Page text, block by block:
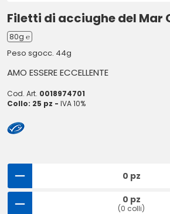
Filetti di acciughe del Mar
80g ℮
Peso sgocc. 44g
AMO ESSERE ECCELLENTE
Cod. Art. 0018974701
Collo: 25 pz - IVA 10%
0 pz
0 pz
(0 colli)